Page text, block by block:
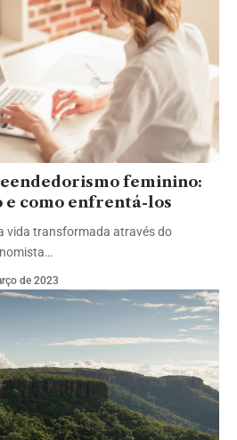
feminino:
e como enfrentá-los
vida transformada através do
de 2023